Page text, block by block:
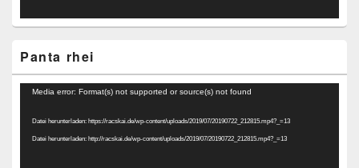
Panta rhei
Video-
Media error: Format(s) not supported or source(s) not found
Datei herunterladen: https://racskai.de/wp-content/uploads/2019/07/20190722_212815.mp4?_=13
Datei herunterladen: http://racskai.de/wp-content/uploads/2019/07/20190722_212815.mp4?_=13